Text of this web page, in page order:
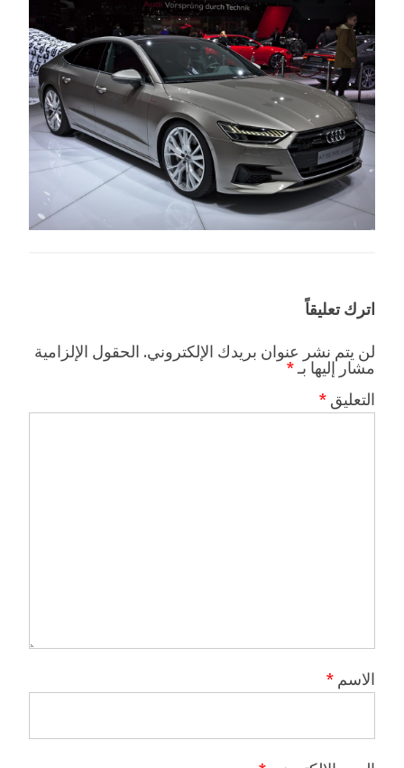
اترك تعليقاً
لن يتم نشر عنوان بريدك الإلكتروني. الحقول الإلزامية
مشار إليها بـ *
التعليق *
الاسم *